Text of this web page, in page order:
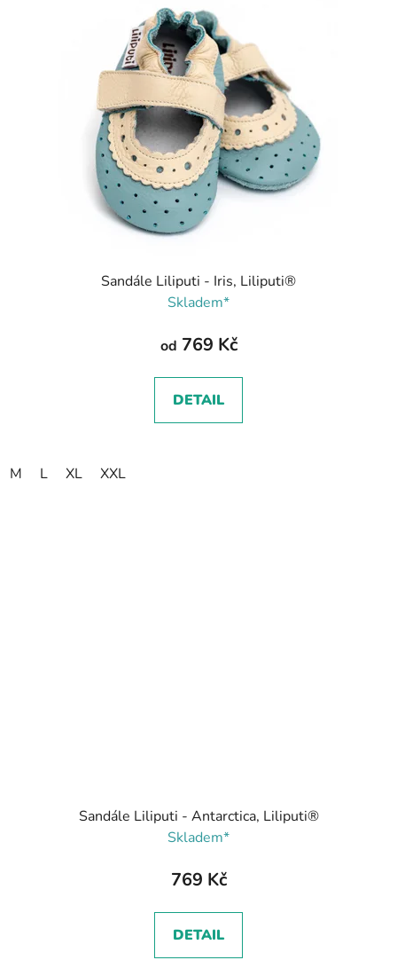
Sandále Liliputi - Iris, Liliputi®
Skladem*
od 769 Kč
DETAIL
M L XL XXL
Sandále Liliputi - Antarctica, Liliputi®
Skladem*
769 Kč
DETAIL